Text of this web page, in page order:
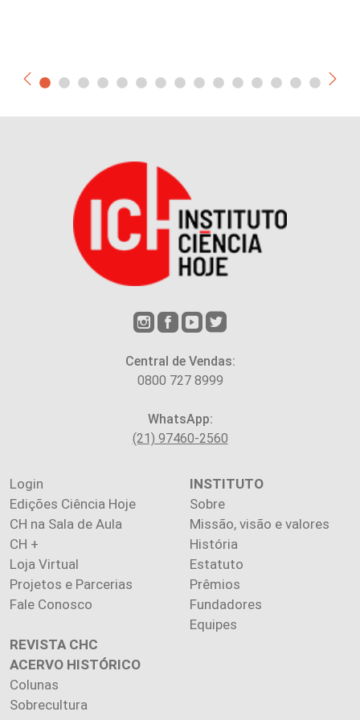
Central de Vendas:
0800 727 8999
WhatsApp:
(21) 97460-2560
Login
Edições Ciência Hoje
CH na Sala de Aula
CH +
Loja Virtual
Projetos e Parcerias
Fale Conosco
INSTITUTO
Sobre
Missão, visão e valores
História
Estatuto
Prêmios
Fundadores
Equipes
REVISTA CHC
ACERVO HISTÓRICO
Colunas
Sobrecultura